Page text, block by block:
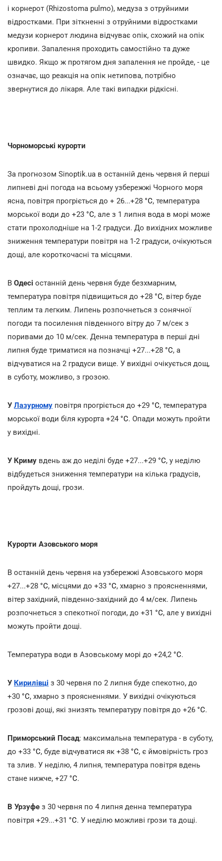
і корнерот (Rhizostoma pulmo), медуза з отруйними
відростками. При зіткненні з отруйними відростками
медузи корнерот людина відчуває опік, схожий на опік
кропиви. Запалення проходить самостійно та дуже
швидко. Якщо ж протягом дня запалення не пройде, - це
означає, що реакція на опік нетипова, потрібно
звернутися до лікаря. Але такі випадки рідкісні.
Чорноморські курорти
За прогнозом Sinoptik.ua в останній день червня й перші
липневі дні погода на всьому узбережжі Чорного моря
ясна, повітря прогріється до + 26...+28 °С, температура
морської води до +23 °С, але з 1 липня вода в морі може
стати прохолодніше на 1-2 градуси. До вихідних можливе
зниження температури повітря на 1-2 градуси, очікуються
дощі, але короткочасні та місцями.
В Одесі останній день червня буде безхмарним,
температура повітря підвищиться до +28 °С, вітер буде
теплим та легким. Липень розпочнеться з сонячної
погоди та посилення південного вітру до 7 м/сек з
поривами до 10 м/сек. Денна температура в перші дні
липня буде триматися на позначці +27...+28 °С, а
відчуватися на 2 градуси вище. У вихідні очікується дощ,
в суботу, можливо, з грозою.
У Лазурному повітря прогріється до +29 °С, температура
морської води біля курорта +24 °С. Опади можуть пройти
у вихідні.
У Криму вдень аж до неділі буде +27...+29 °С, у неділю
відбудеться зниження температури на кілька градусів,
пройдуть дощі, грози.
Курорти Азовського моря
В останній день червня на узбережжі Азовського моря
+27...+28 °С, місцями до +33 °С, хмарно з проясненнями,
вітер західний, південно-західний до 4 м/сек. Липень
розпочнеться з спекотної погоди, до +31 °С, але у вихідні
можуть пройти дощі.
Температура води в Азовському морі до +24,2 °С.
У Кирилівці з 30 червня по 2 липня буде спекотно, до
+30 °С, хмарно з проясненнями. У вихідні очікуються
грозові дощі, які знизять температуру повітря до +26 °С.
Приморський Посад: максимальна температура - в суботу,
до +33 °С, буде відчуватися як +38 °С, є ймовірність гроз
та злив. У неділю, 4 липня, температура повітря вдень
стане нижче, +27 °С.
В Урзуфе з 30 червня по 4 липня денна температура
повітря +29...+31 °С. У неділю можливі грози та дощі.